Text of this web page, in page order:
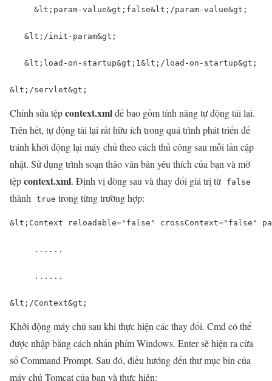
&lt ;param-value&gt ;false&lt ;/param-value&gt ;
&lt ;/init-param&gt ;
&lt ;load- on -startup&gt ;1&lt ;/load- on -startup&gt ;
&lt ;/servlet&gt ;
Chỉnh sửa tệpcontext.xmlđể bao gồm tính năng tự động tải lại.
Trên hết, tự động tải lại rất hữu ích trong quá trình phát triển để
tránh khởi động lại máy chủ theo cách thủ công sau mỗi lần cập
nhật. Sử dụng trình soạn thảo văn bản yêu thích của bạn và mở
tệpcontext.xml. Định vị dòng sau và thay đổi giá trị từ false
thành true trong từng trường hợp:
& lt ;Context reloadable="false" crossContext="false"
......
......
& lt ;/Context&gt ;
Khởi động máy chủ sau khi thực hiện các thay đổi. Cmd có thể
được nhập bằng cách nhấn phím Windows. Enter sẽ hiện ra cửa
sổ Command Prompt. Sau đó, điều hướng đến thư mục bin của
máy chủ Tomcat của bạn và thực hiện: